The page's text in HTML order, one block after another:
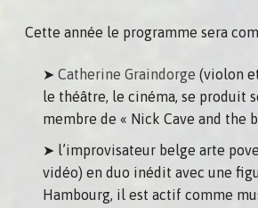
Cette année le programme sera
Catherine Graindorge (violon
le théâtre, le cinéma, se produit
membre de « Nick Cave and the
l’improvisateur belge arte
vidéo) en duo inédit avec une
Hambourg, il est actif comme